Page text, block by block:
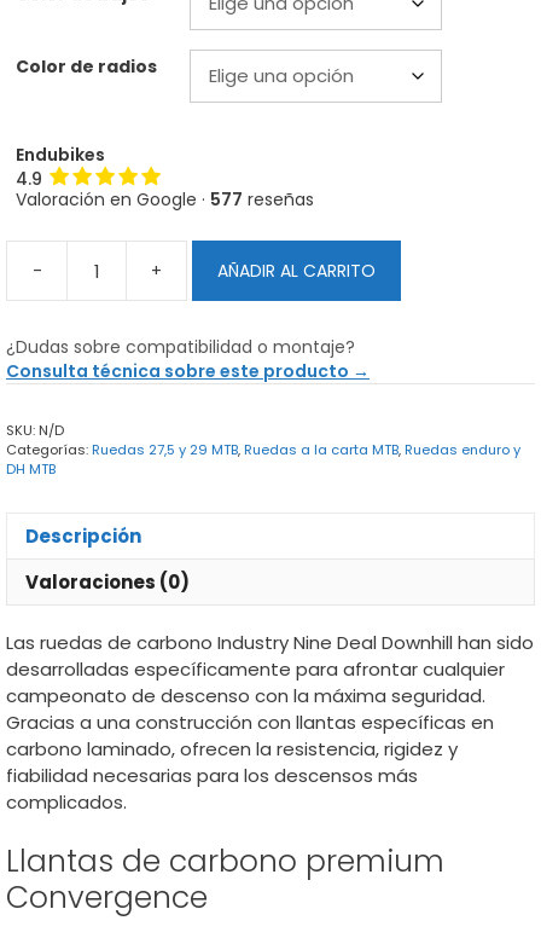
Color de radios
Endubikes
4.9
Valoración en Google · 577 reseñas
-
Ruedas
de
Industry
Nine
|
+ AÑADIR AL CARRITO
¿Dudas sobre compatibilidad o montaje?
Consulta técnica sobre este producto →
SKU: N/D
Categorías:Ruedas 27,5 y 29 MTB,Ruedas a la carta MTB,Ruedas enduro y
DH MTB
Descripción
Valoraciones (0)
Las ruedas de carbono Industry Nine Deal Downhill han sido
desarrolladas específicamente para afrontar cualquier
campeonato de descenso con la máxima seguridad.
Gracias a una construcción con llantas específicas en
carbono laminado, ofrecen la resistencia, rigidez y
fiabilidad necesarias para los descensos más
complicados.
Llantas de carbono premium
Convergence